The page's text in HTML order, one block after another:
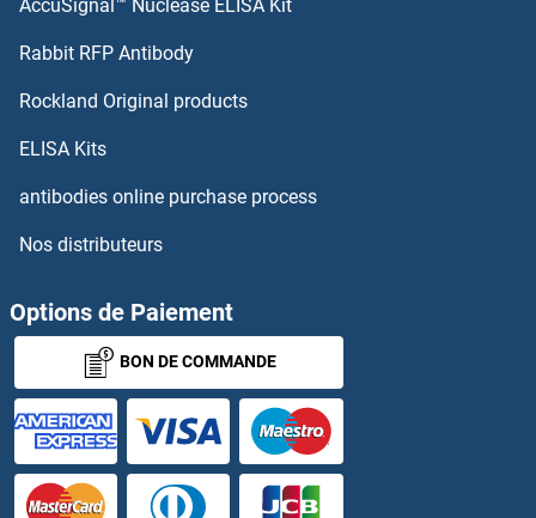
CD69 Anticorps
CD99L2 Anticorps
CDA Anticorps
CDADC1 Anticorps
CDC123 Anticorps
CDC14A Anticorps
CDC14B Anticorps
AccuSignal™ Nuclease ELISA Kit
Rabbit RFP Antibody
Rockland Original products
ELISA Kits
antibodies online purchase process
Nos distributeurs
Options de Paiement
BON DE COMMANDE